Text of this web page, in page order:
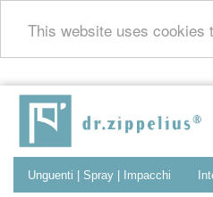
This website uses cookies
Unguenti | Spray | Impacchi